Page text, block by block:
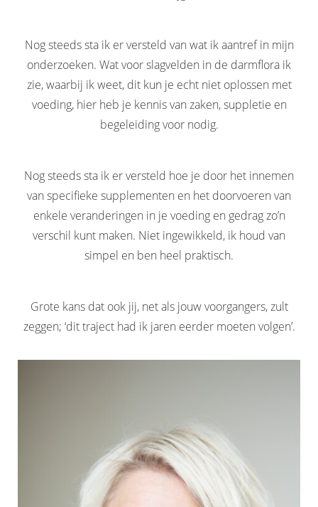
Nog steeds sta ik er versteld van wat ik aantref in mijn
onderzoeken. Wat voor slagvelden in de darmflora ik
zie, waarbij ik weet, dit kun je echt niet oplossen met
voeding, hier heb je kennis van zaken, suppletie en
begeleiding voor nodig.
Nog steeds sta ik er versteld hoe je door het innemen
van specifieke supplementen en het doorvoeren van
enkele veranderingen in je voeding en gedrag zo’n
verschil kunt maken. Niet ingewikkeld, ik houd van
simpel en ben heel praktisch.
Grote kans dat ook jij, net als jouw voorgangers, zult
zeggen; ‘dit traject had ik jaren eerder moeten volgen’.